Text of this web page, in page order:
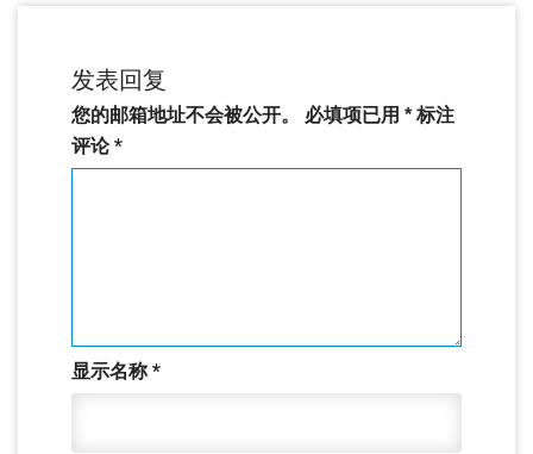
发表回复
您的邮箱地址不会被公开。 必填项已用 * 标注
评论*
显示名称*